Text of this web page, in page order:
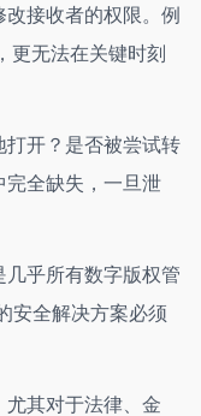
接收者的权限。例
更无法在关键时刻
打开？是否被尝试转
完全缺失，一旦泄
几乎所有数字版权管
安全解决方案必须
其对于法律、金